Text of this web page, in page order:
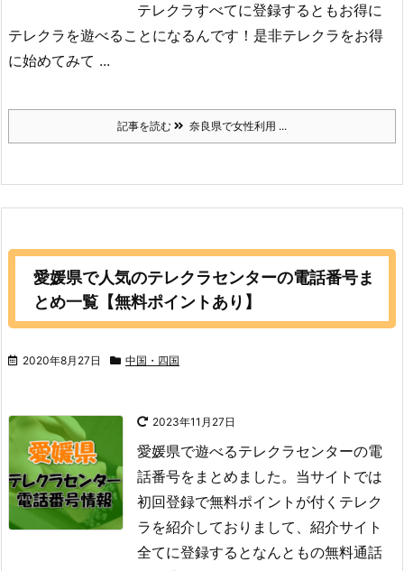
テレクラすべてに登録するともお得に
テレクラを遊べることになるんです！是非テレクラをお得
に始めてみて ...
記事を読む 奈良県で女性利用 ...
愛媛県で人気のテレクラセンターの電話番号ま
とめ一覧【無料ポイントあり】
2020年8月27日 中国・四国
2023年11月27日
愛媛県で遊べるテレクラセンターの電
話番号をまとめました。当サイトでは
初回登録で無料ポイントが付くテレク
ラを紹介しておりまして、紹介サイト
全てに登録するとなんともの無料通話